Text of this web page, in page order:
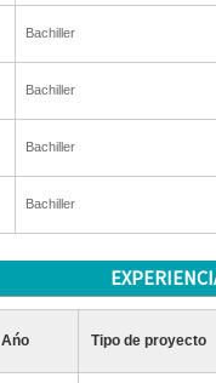
Bachiller
Bachiller
Bachiller
Bachiller
Ańo Tipo de proyecto